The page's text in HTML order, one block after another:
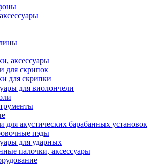
аксессуары
для скрипок
для скрипки
для виолончели
для акустических барабанных установок
пэды
для ударных
палочки, аксессуары